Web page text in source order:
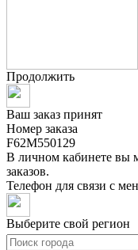
Продолжить
Ваш заказ принят
Номер заказа
F62M550129
В личном кабинете вы
заказов.
Телефон для связи с
Выберите свой регион